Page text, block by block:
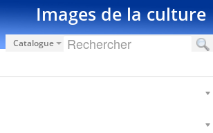
Images de la culture
Catalogue